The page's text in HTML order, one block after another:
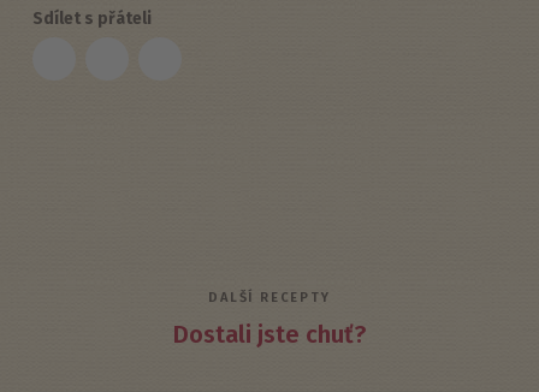
Sdílet s přáteli
DALŠÍ RECEPTY
Dostali jste chuť?